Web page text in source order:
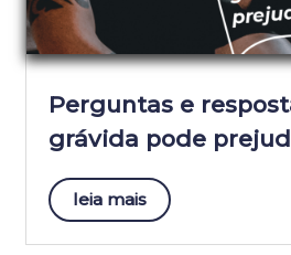
Perguntas e
grávida pode
leia mais